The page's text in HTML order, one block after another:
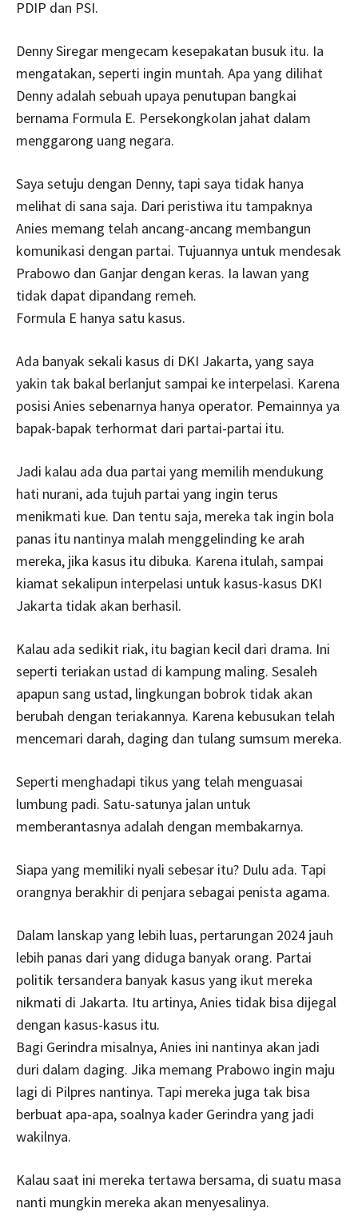
PDIP dan PSI.
Denny Siregar mengecam kesepakatan busuk itu. Ia
mengatakan, seperti ingin muntah. Apa yang dilihat
Denny adalah sebuah upaya penutupan bangkai
bernama Formula E. Persekongkolan jahat dalam
menggarong uang negara.
Saya setuju dengan Denny, tapi saya tidak hanya
melihat di sana saja. Dari peristiwa itu tampaknya
Anies memang telah ancang-ancang membangun
komunikasi dengan partai. Tujuannya untuk mendesak
Prabowo dan Ganjar dengan keras. Ia lawan yang
tidak dapat dipandang remeh.
Formula E hanya satu kasus.
Ada banyak sekali kasus di DKI Jakarta, yang saya
yakin tak bakal berlanjut sampai ke interpelasi. Karena
posisi Anies sebenarnya hanya operator. Pemainnya ya
bapak-bapak terhormat dari partai-partai itu.
Jadi kalau ada dua partai yang memilih mendukung
hati nurani, ada tujuh partai yang ingin terus
menikmati kue. Dan tentu saja, mereka tak ingin bola
panas itu nantinya malah menggelinding ke arah
mereka, jika kasus itu dibuka. Karena itulah, sampai
kiamat sekalipun interpelasi untuk kasus-kasus DKI
Jakarta tidak akan berhasil.
Kalau ada sedikit riak, itu bagian kecil dari drama. Ini
seperti teriakan ustad di kampung maling. Sesaleh
apapun sang ustad, lingkungan bobrok tidak akan
berubah dengan teriakannya. Karena kebusukan telah
mencemari darah, daging dan tulang sumsum mereka.
Seperti menghadapi tikus yang telah menguasai
lumbung padi. Satu-satunya jalan untuk
memberantasnya adalah dengan membakarnya.
Siapa yang memiliki nyali sebesar itu? Dulu ada. Tapi
orangnya berakhir di penjara sebagai penista agama.
Dalam lanskap yang lebih luas, pertarungan 2024 jauh
lebih panas dari yang diduga banyak orang. Partai
politik tersandera banyak kasus yang ikut mereka
nikmati di Jakarta. Itu artinya, Anies tidak bisa dijegal
dengan kasus-kasus itu.
Bagi Gerindra misalnya, Anies ini nantinya akan jadi
duri dalam daging. Jika memang Prabowo ingin maju
lagi di Pilpres nantinya. Tapi mereka juga tak bisa
berbuat apa-apa, soalnya kader Gerindra yang jadi
wakilnya.
Kalau saat ini mereka tertawa bersama, di suatu masa
nanti mungkin mereka akan menyesalinya.